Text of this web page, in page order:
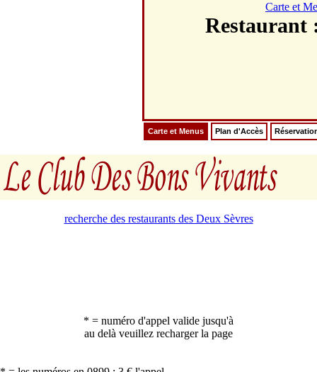
Carte et
Carte et Menus Plan d'Accès
recherche des restaurants des Deux Sèvres
* = numéro d'appel valide jusqu'à
au delà veuillez recharger la page